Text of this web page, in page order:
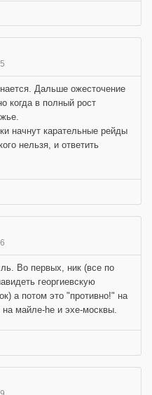
Дальше ожесточение
когда в полный рост
начнут карательные рейды
нельзя, и ответить
Во первых, ник (все по
георгиевскую
а потом это "противно!" на
майле-he и эхе-москвы.